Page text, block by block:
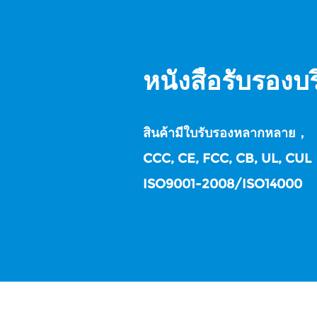
หนังสือรับรอง
สินค้ามีใบรับรองหลากหลาย，
CCC, CE, FCC, CB, UL, CUL
ISO9001-2008/ISO14000